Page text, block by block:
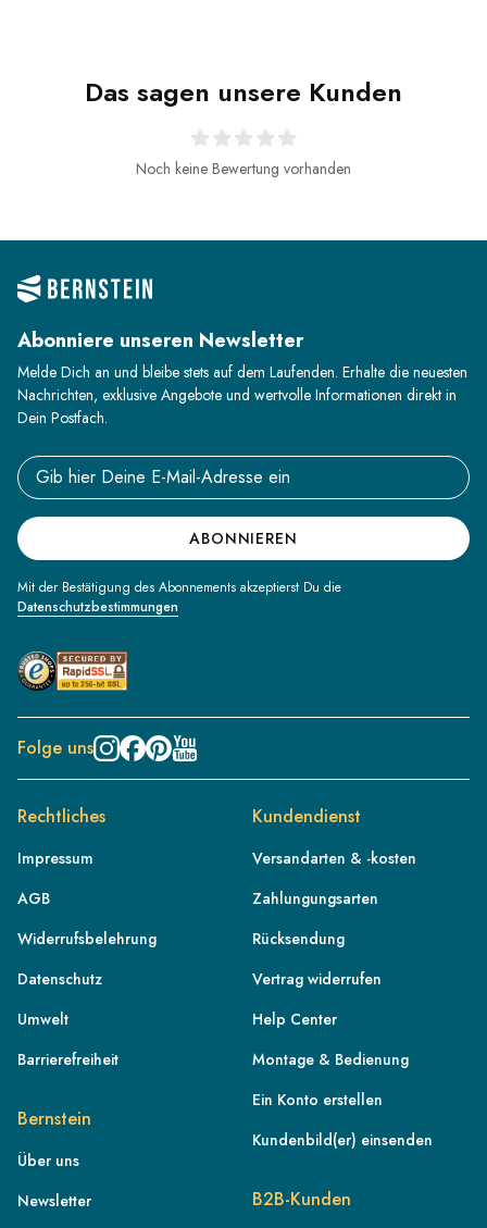
Das sagen unsere Kunden
Noch keine Bewertung vorhanden
Abonniere unseren Newsletter
Melde Dich an und bleibe stets auf dem Laufenden. Erhalte die neuesten
Nachrichten, exklusive Angebote und wertvolle Informationen direkt in
Dein Postfach.
Email address
ABONNIEREN
Mit der Bestätigung des Abonnements akzeptierst Du die
Datenschutzbestimmungen
Folge uns
Rechtliches
Impressum
AGB
Widerrufsbelehrung
Datenschutz
Umwelt
Barrierefreiheit
Bernstein
Über uns
Newsletter
Kundendienst
Versandarten & -kosten
Zahlungungsarten
Rücksendung
Vertrag widerrufen
Help Center
Montage & Bedienung
Ein Konto erstellen
Kundenbild(er) einsenden
B2B-Kunden
AT